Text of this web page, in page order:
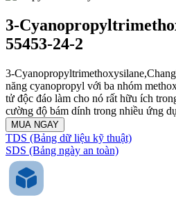
3-
55453-24-2
3-
năng cyanopropyl với ba nhóm
tử độc đáo làm cho nó rất hữu ích
cường độ bám dính trong nhiều ứng
MUA NGAY
TDS (Bảng dữ liệu kỹ thuật)
SDS (Bảng ngày an toàn)